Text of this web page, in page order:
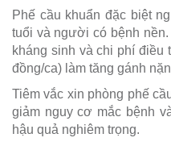
Phế cầu khuẩn đặc biệt
tuổi và người có bệnh
kháng sinh và chi phí điều
đồng/ca) làm tăng gánh
Tiêm vắc xin phòng phế
giảm nguy cơ mắc bệnh
hậu quả nghiêm trọng.